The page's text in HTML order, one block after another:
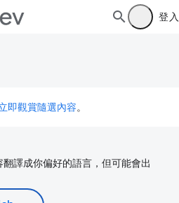
登入
即觀賞隨選內容。
譯成你偏好的語言，但可能會出